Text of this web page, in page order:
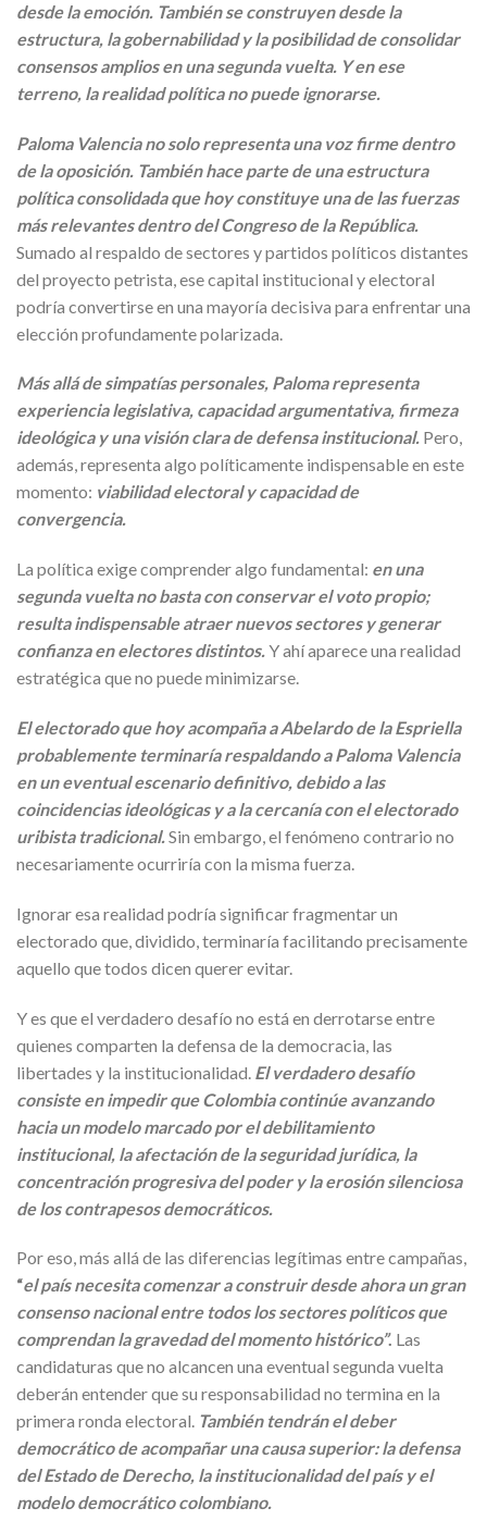
desde la emoción. También se construyen desde la
estructura, la gobernabilidad y la posibilidad de consolidar
consensos amplios en una segunda vuelta. Y en ese
terreno, la realidad política no puede ignorarse.
Paloma Valencia no solo representa una voz firme dentro
de la oposición. También hace parte de una estructura
política consolidada que hoy constituye una de las fuerzas
más relevantes dentro del Congreso de la República.
Sumado al respaldo de sectores y partidos políticos distantes
del proyecto petrista, ese capital institucional y electoral
podría convertirse en una mayoría decisiva para enfrentar una
elección profundamente polarizada.
Más allá de simpatías personales, Paloma representa
experiencia legislativa, capacidad argumentativa, firmeza
ideológica y una visión clara de defensa institucional. Pero,
además, representa algo políticamente indispensable en este
momento: viabilidad electoral y capacidad de
convergencia.
La política exige comprender algo fundamental: en una
segunda vuelta no basta con conservar el voto propio;
resulta indispensable atraer nuevos sectores y generar
confianza en electores distintos.Y ahí aparece una realidad
estratégica que no puede minimizarse.
El electorado que hoy acompaña a Abelardo de la Espriella
probablemente terminaría respaldando a Paloma Valencia
en un eventual escenario definitivo, debido a las
coincidencias ideológicas y a la cercanía con el electorado
uribista tradicional.Sin embargo, el fenómeno contrario no
necesariamente ocurriría con la misma fuerza.
Ignorar esa realidad podría significar fragmentar un
electorado que, dividido, terminaría facilitando precisamente
aquello que todos dicen querer evitar.
Y es que el verdadero desafío no está en derrotarse entre
quienes comparten la defensa de la democracia, las
libertades y la institucionalidad. El verdadero desafío
consiste en impedir que Colombia continúe avanzando
hacia un modelo marcado por el debilitamiento
institucional, la afectación de la seguridad jurídica, la
concentración progresiva del poder y la erosión silenciosa
de los contrapesos democráticos.
Por eso, más allá de las diferencias legítimas entre campañas,
“el país necesita comenzar a construir desde ahora un gran
consenso nacional entre todos los sectores políticos que
comprendan la gravedad del momento histórico”. Las
candidaturas que no alcancen una eventual segunda vuelta
deberán entender que su responsabilidad no termina en la
primera ronda electoral. También tendrán el deber
democrático de acompañar una causa superior: la defensa
del Estado de Derecho, la institucionalidad del país y el
modelo democrático colombiano.